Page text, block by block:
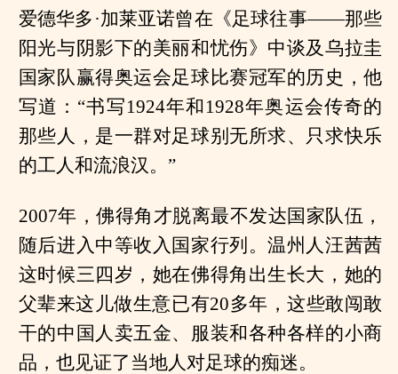
爱德华多·加莱亚诺曾在《足球往事——那些
阳光与阴影下的美丽和忧伤》中谈及乌拉圭
国家队赢得奥运会足球比赛冠军的历史，他
写道：“书写1924年和1928年奥运会传奇的
那些人，是一群对足球别无所求、只求快乐
的工人和流浪汉。”
2007年，佛得角才脱离最不发达国家队伍，
随后进入中等收入国家行列。温州人汪茜茜
这时候三四岁，她在佛得角出生长大，她的
父辈来这儿做生意已有20多年，这些敢闯敢
干的中国人卖五金、服装和各种各样的小商
品，也见证了当地人对足球的痴迷。